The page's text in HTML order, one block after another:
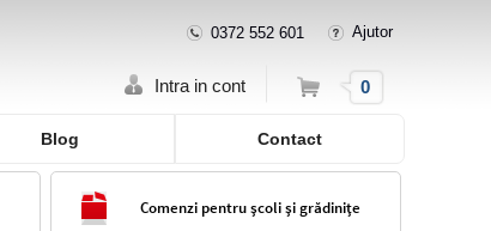
0372 552 601 Ajutor
Intra in cont Cos 0
Blog Contact
Comenzi pentru școli și grădinițe